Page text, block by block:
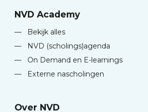
NVD Academy
—
Bekijk alles
—
NVD (scholings)agenda
—
On Demand en E-learnings
—
Externe nascholingen
Over NVD